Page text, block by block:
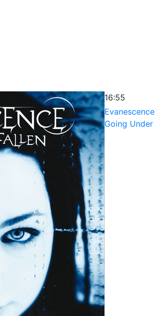
16:55
Evanescence
Going Under